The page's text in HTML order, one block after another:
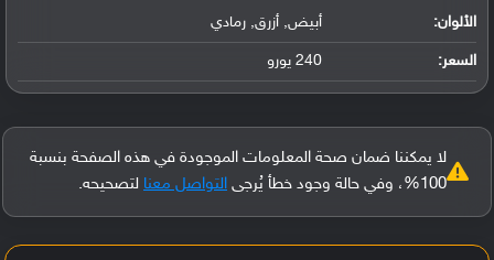
الألوان: أبيض, أزرق, رمادي
السعر: 240 يورو
لا يمكننا ضمان صحة المعلومات الموجودة في هذه الصفحة بنسبة
100%، وفي حالة وجود خطأ يُرجى
التواصل معنا لتصحيحه.